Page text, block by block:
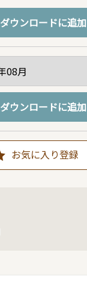
ダウンロードに追加
ダウンロードに追加
お気に入り登録